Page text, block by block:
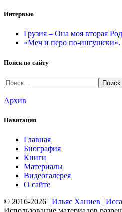
Интервью
Грузия – Она моя вторая
«Меч и перо по-
Поиск по сайту
Найти:
Архив
Навигация
Главная
Биография
Книги
Материалы
Видеогалерея
О сайте
© 2016-2026 | Ильяс Ханиев |
Использование материалов